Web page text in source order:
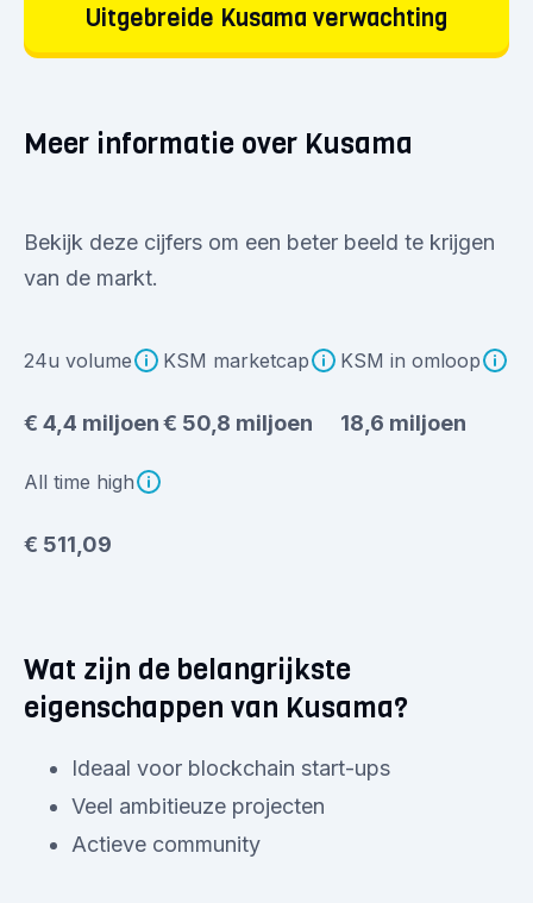
Uitgebreide Kusama verwachting
Meer informatie over Kusama
Bekijk deze cijfers om een beter beeld te krijgen
van de markt.
24u volume
€ 4,4 miljoen
KSM marketcap
€ 50,8 miljoen
KSM in omloop
18,6 miljoen
All time high
€ 511,09
Wat zijn de belangrijkste
eigenschappen van Kusama?
Ideaal voor blockchain start-ups
Veel ambitieuze projecten
Actieve community